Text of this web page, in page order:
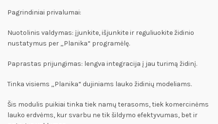
Pagrindiniai privalumai:
Nuotolinis valdymas: įjunkite, išjunkite ir reguliuokite židinio
nustatymus per „Planika“ programėlę.
Paprastas prijungimas: lengva integracija į jau turimą židinį.
Tinka visiems „Planika“ dujiniams lauko židinių modeliams.
Šis modulis puikiai tinka tiek namų terasoms, tiek komercinėms
lauko erdvėms, kur svarbu ne tik šildymo efektyvumas, bet ir